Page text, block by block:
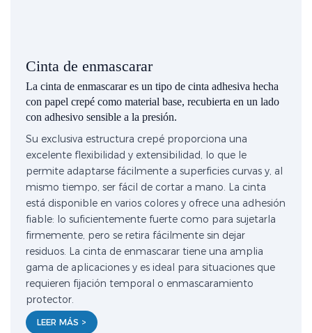
Cinta de enmascarar
La cinta de enmascarar es un tipo de cinta adhesiva hecha
con papel crepé como material base, recubierta en un lado
con adhesivo sensible a la presión.
Su exclusiva estructura crepé proporciona una
excelente flexibilidad y extensibilidad, lo que le
permite adaptarse fácilmente a superficies curvas y, al
mismo tiempo, ser fácil de cortar a mano. La cinta
está disponible en varios colores y ofrece una adhesión
fiable: lo suficientemente fuerte como para sujetarla
firmemente, pero se retira fácilmente sin dejar
residuos. La cinta de enmascarar tiene una amplia
gama de aplicaciones y es ideal para situaciones que
requieren fijación temporal o enmascaramiento
protector.
LEER MÁS >